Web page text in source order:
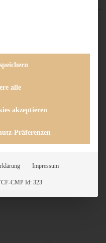
alle
akzeptieren
Präferenzen
Impressum
CMP Id: 323